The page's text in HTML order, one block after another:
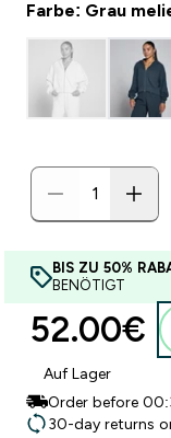
Farbe: Grau
BIS ZU 50%
BENÖTIGT
52.00€‎
Auf Lager
Order before
30-day returns